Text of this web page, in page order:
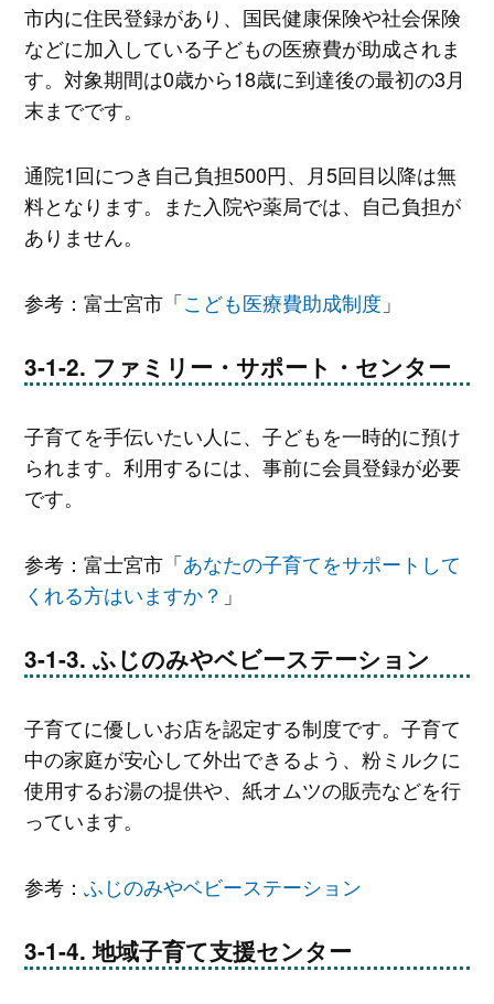
市内に住民登録があり、国民健康保険や社会保険
などに加入している子どもの医療費が助成されま
す。対象期間は0歳から18歳に到達後の最初の3月
末までです。
通院1回につき自己負担500円、月5回目以降は無
料となります。また入院や薬局では、自己負担が
ありません。
参考：富士宮市「こども医療費助成制度 」
ファミリー・サポート・センター
子育てを手伝いたい人に、子どもを一時的に預け
られます。利用するには、事前に会員登録が必要
です。
参考：富士宮市「あなたの子育てをサポートして
くれる方はいますか？ 」
ふじのみやベビーステーション
子育てに優しいお店を認定する制度です。子育て
中の家庭が安心して外出できるよう、粉ミルクに
使用するお湯の提供や、紙オムツの販売などを行
っています。
参考： ふじのみやベビーステーション
地域子育て支援センター